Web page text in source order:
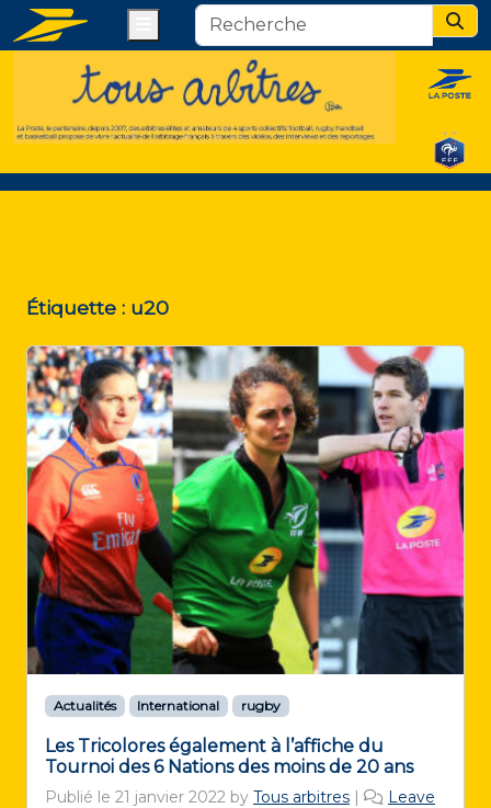
Étiquette : u20
Actualités International rugby
Les Tricolores également à l’affiche du
Tournoi des 6 Nations des moins de 20 ans
Publié le 21 janvier 2022 by Tous arbitres |
Leave